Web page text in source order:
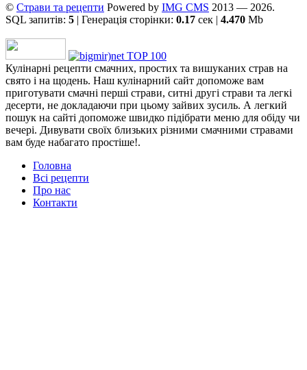
© Страви та рецепти Powered by ІMG CMS 2013 — 2026.
SQL запитів: 5 | Генерація сторінки: 0.17 сек | 4.470 Mb
Кулінарні рецепти смачних, простих та вишуканих страв на
свято і на щодень. Наш кулінарний сайт допоможе вам
приготувати смачні перші страви, ситні другі страви та легкі
десерти, не докладаючи при цьому зайвих зусиль. А легкий
пошук на сайті допоможе швидко підібрати меню для обіду чи
вечері. Дивувати своїх близьких різними смачними стравами
вам буде набагато простіше!.
Головна
Всі рецепти
Про нас
Контакти